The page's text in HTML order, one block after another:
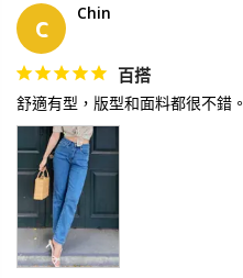
C
Chin
百搭
舒適有型，版型和面料都很不錯。